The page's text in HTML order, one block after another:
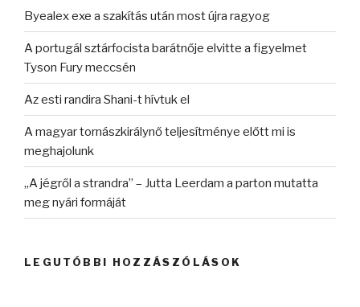
Byealex exe a szakítás után most újra ragyog
A portugál sztárfocista barátnője elvitte a figyelmet
Tyson Fury meccsén
Az esti randira Shani-t hívtuk el
A magyar tornászkirálynő teljesítménye előtt mi is
meghajolunk
„A jégről a strandra” – Jutta Leerdam a parton mutatta
meg nyári formáját
LEGUTÓBBI HOZZÁSZÓLÁSOK